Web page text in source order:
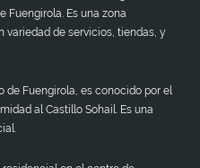
Fuengirola. Es una zona
de servicios, tiendas, y
de Fuengirola, es conocido por el
al Castillo Sohail. Es una